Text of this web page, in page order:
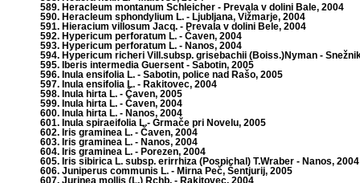
589. Heracleum montanum Schleicher - Prevala v dolini Bale, 2004
590. Heracleum sphondylium L. - Ljubljana, Vižmarje, 2004
591. Hieracium villosum Jacq. - Prevala v dolini Bele, 2004
592. Hypericum perforatum L. - Čaven, 2004
593. Hypericum perforatum L. - Nanos, 2004
594. Hypericum richeri Vill.subsp. grisebachii (Boiss.)Nyman -
595. Iberis intermedia Guersent - Sabotin, 2005
596. Inula ensifolia L. - Sabotin, police nad Rašo, 2005
597. Inula ensifolia L. - Rakitovec, 2004
598. Inula hirta L. - Čaven, 2005
599. Inula hirta L. - Čaven, 2004
600. Inula hirta L. - Nanos, 2004
601. Inula spiraeifolia L.- Grmače pri Novelu, 2005
602. Iris graminea L. - Čaven, 2004
603. Iris graminea L. - Nanos, 2004
604. Iris graminea L. - Porezen, 2004
605. Iris sibirica L. subsp. erirrhiza (Pospichal) T.Wraber - Nanos, 2004
606. Juniperus communis L. - Mirna Peč, Šentjurij, 2005
607. Jurinea mollis (L.) Rchb. - Rakitovec, 2004